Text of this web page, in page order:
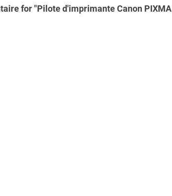
for "Pilote d'imprimante Canon PIXMA